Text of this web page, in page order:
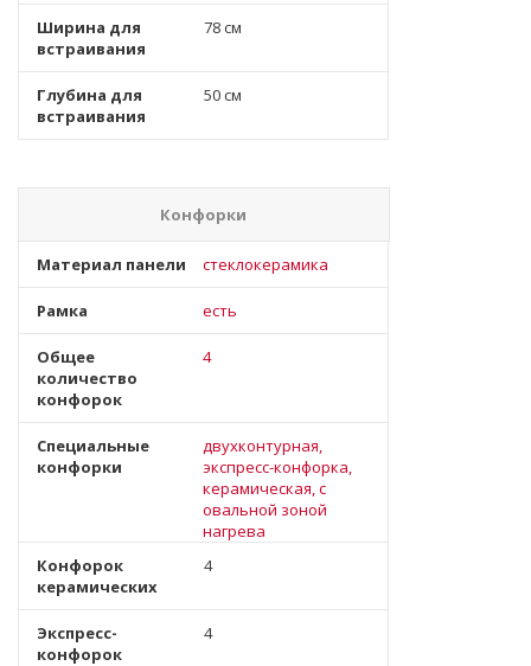
Ширина для
встраивания
78 см
Глубина для
встраивания
50 см
Конфорки
Материал панели стеклокерамика
Рамка есть
Общее
количество
конфорок
4
Специальные
конфорки
двухконтурная,
экспресс-конфорка,
керамическая, с
овальной зоной
нагрева
Конфорок
керамических
4
Экспресс-
конфорок
4